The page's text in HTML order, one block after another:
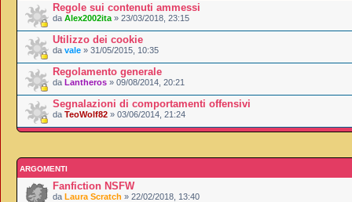
Regole sui contenuti ammessi
da Alex2002ita » 23/03/2018, 23:15
Utilizzo dei cookie
da vale » 31/05/2015, 10:35
Regolamento generale
da Lantheros » 09/08/2014, 20:21
Segnalazioni di comportamenti offensivi
da TeoWolf82 » 03/06/2014, 21:24
ARGOMENTI
Fanfiction NSFW
da Laura Scratch » 22/02/2018, 13:40